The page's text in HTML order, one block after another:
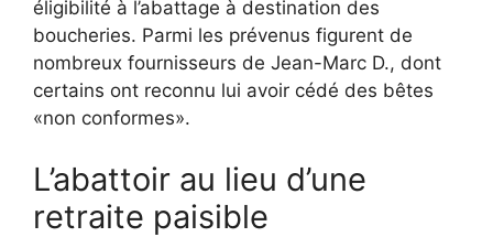
éligibilité à l’abattage à destination des
boucheries. Parmi les prévenus figurent de
nombreux fournisseurs de Jean-Marc D., dont
certains ont reconnu lui avoir cédé des bêtes
«non conformes».
L’abattoir au lieu d’une
retraite paisible